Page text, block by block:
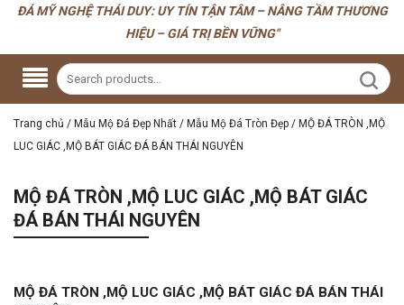
ĐÁ MỸ NGHỆ THÁI DUY: UY TÍN TẬN TÂM – NÂNG TẦM THƯƠNG
HIỆU – GIÁ TRỊ BỀN VỮNG"
Trang chủ / Mẫu Mộ Đá Đẹp Nhất / Mẫu Mộ Đá Tròn Đẹp / MỘ ĐÁ TRÒN ,MỘ
LUC GIÁC ,MỘ BÁT GIÁC ĐÁ BÁN THÁI NGUYÊN
MỘ ĐÁ TRÒN ,MỘ LUC GIÁC ,MỘ BÁT GIÁC
ĐÁ BÁN THÁI NGUYÊN
MỘ ĐÁ TRÒN ,MỘ LUC GIÁC ,MỘ BÁT GIÁC ĐÁ BÁN THÁI